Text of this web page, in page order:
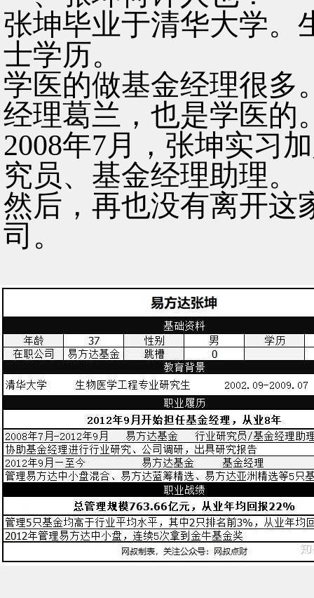
张坤毕业于清华大学。
士学历。
学医的做基金经理很多
经理葛兰，也是学医的
2008年7月，张坤实习
究员、基金经理助理。
然后，再也没有离开这
司。